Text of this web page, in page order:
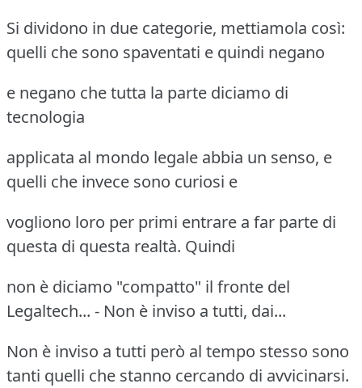
Si dividono in due categorie, mettiamola così:
quelli che sono spaventati e quindi negano
e negano che tutta la parte diciamo di
tecnologia
applicata al mondo legale abbia un senso, e
quelli che invece sono curiosi e
vogliono loro per primi entrare a far parte di
questa di questa realtà. Quindi
non è diciamo "compatto" il fronte del
Legaltech... - Non è inviso a tutti, dai...
Non è inviso a tutti però al tempo stesso sono
tanti quelli che stanno cercando di avvicinarsi.